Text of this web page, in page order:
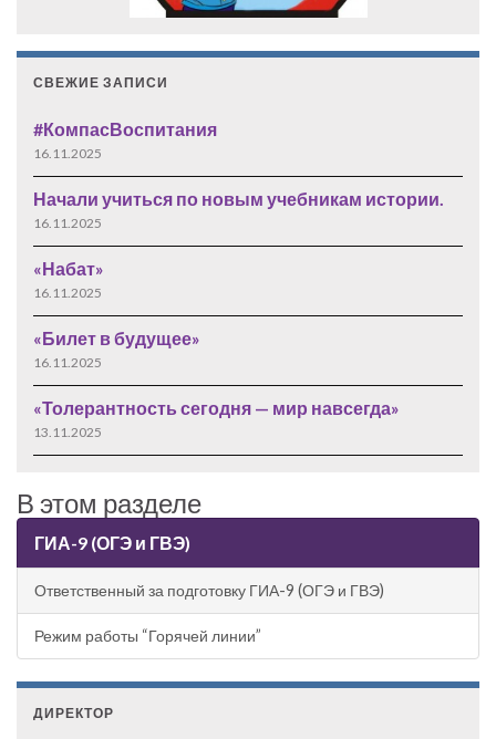
СВЕЖИЕ ЗАПИСИ
#КомпасВоспитания
16.11.2025
Начали учиться по новым учебникам истории.
16.11.2025
«Набат»
16.11.2025
«Билет в будущее»
16.11.2025
«Толерантность сегодня — мир навсегда»
13.11.2025
В этом разделе
ГИА-9 (ОГЭ и ГВЭ)
Ответственный за подготовку ГИА-9 (ОГЭ и ГВЭ)
Режим работы “Горячей линии”
ДИРЕКТОР